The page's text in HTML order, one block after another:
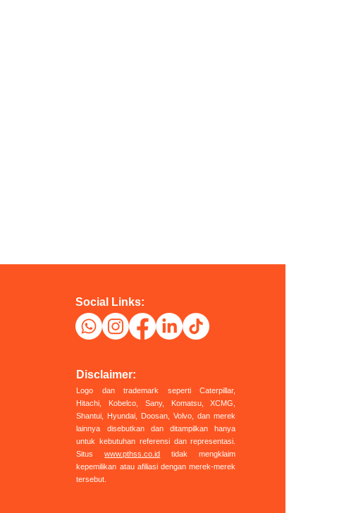
Social Links:
Disclaimer:
Logo dan trademark seperti Caterpillar,
Hitachi, Kobelco, Sany, Komatsu, XCMG,
Shantui, Hyundai, Doosan, Volvo, dan merek
lainnya disebutkan dan ditampilkan hanya
untuk kebutuhan referensi dan representasi.
Situswww.pthss.co.id tidak mengklaim
kepemilikan atau afiliasi dengan merek-merek
tersebut.